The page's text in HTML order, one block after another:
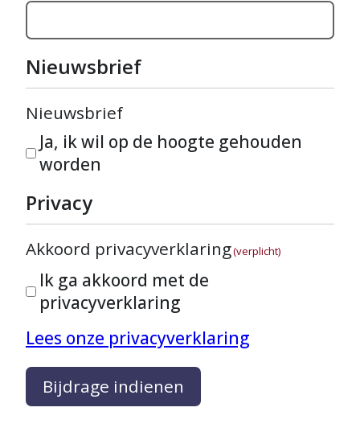
Nieuwsbrief
Nieuwsbrief
Ja, ik wil op de hoogte gehouden
worden
Privacy
Akkoord privacyverklaring(verplicht)
Ik ga akkoord met de
privacyverklaring
Lees onze privacyverklaring
Bijdrage indienen